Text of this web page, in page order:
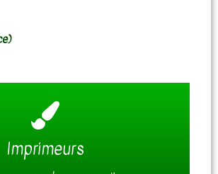
Imprimeurs
optimal pour le lecteur